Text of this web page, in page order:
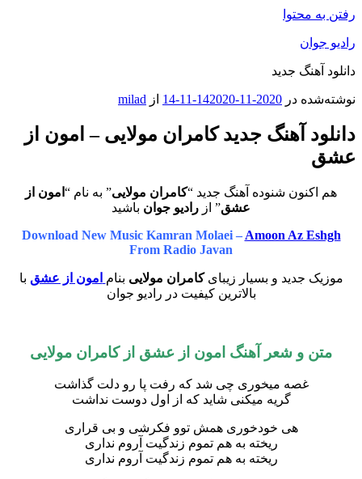
رفتن به محتوا
رادیو جوان
دانلود آهنگ جدید
نوشته‌شده در 2020-11-14
2020-11-14 از milad
دانلود آهنگ جدید کامران مولایی – امون از
عشق
هم اکنون شنوده آهنگ جدید “کامران مولایی” به نام “ امون از
عشق” از رادیو جوان باشید
Download New Music Kamran Molaei – Amoon Az Eshgh
From Radio Javan
موزیک جدید و بسیار زیبایکامران مولایی بنام امون از عشق با
بالاترین کیفیت در رادیو جوان
متن و شعر آهنگ امون از عشق ازکامران مولایی
غصه میخوری چی شد که رفت پا رو دلت گذاشت
گریه میکنی شاید که از اول دوست نداشت
هی خودخوری همش توو فکرشی و بی قراری
ریخته به هم تموم زندگیت آروم نداری
ریخته به هم تموم زندگیت آروم نداری